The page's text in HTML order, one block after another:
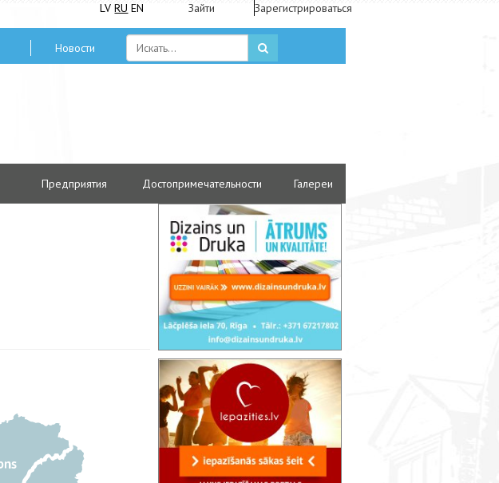
LV RU EN Зайти Зарегистрироваться
Hовости
Предприятия Достопримечательности Галереи